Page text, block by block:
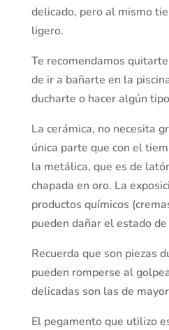
delicado, pero al mismo
ligero.
Te recomendamos
de ir a bañarte en la
ducharte o hacer algún
La cerámica, no necesita
única parte que con el
la metálica, que es de
chapada en oro. La
productos químicos
pueden dañar el estado
Recuerda que son piezas
pueden romperse al
delicadas son las de
El pegamento que utilizo